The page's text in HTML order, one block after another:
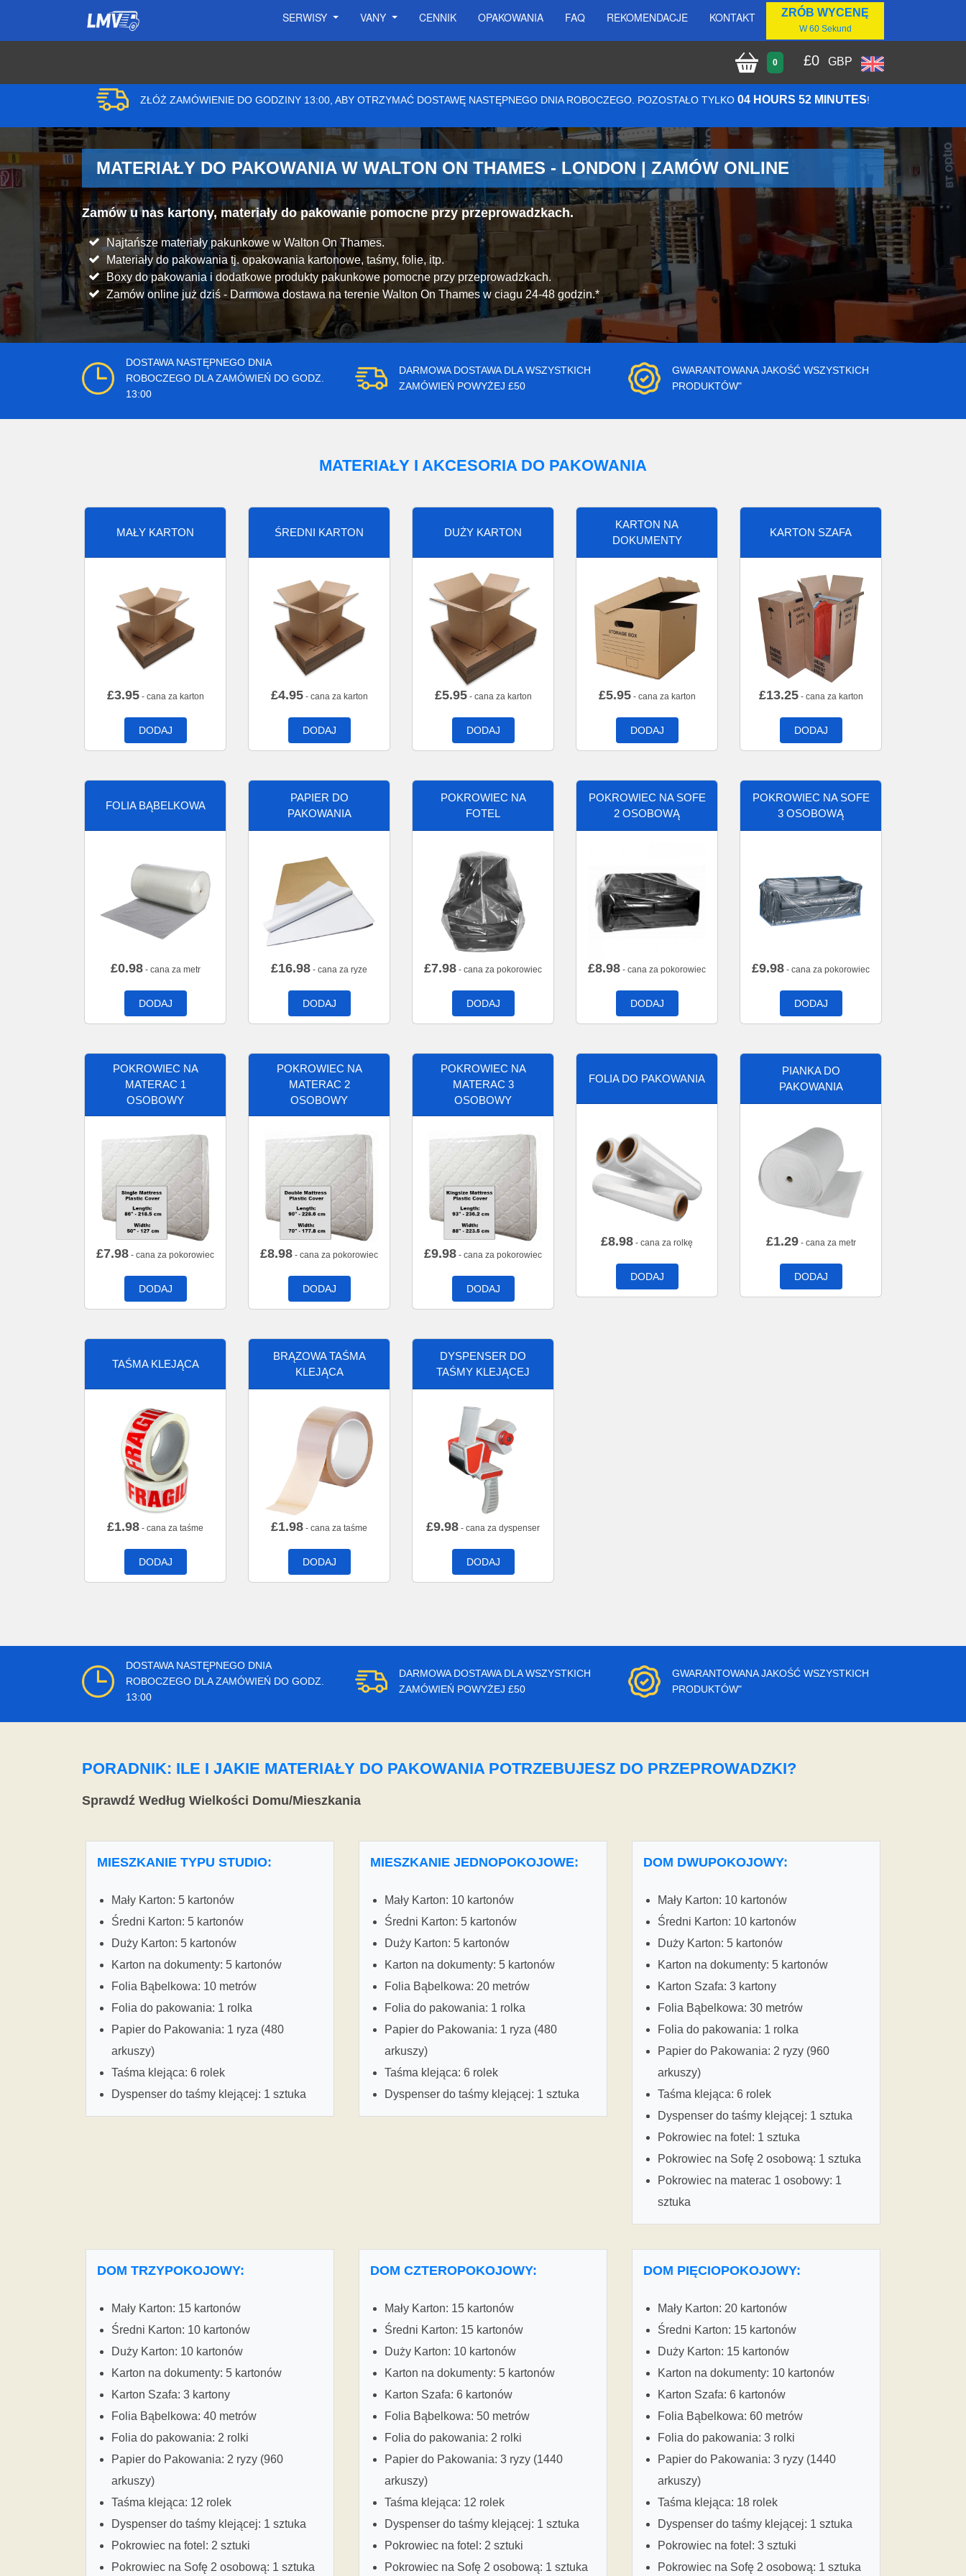
SERWISY VANY CENNIK OPAKOWANIA FAQ REKOMENDACJE KONTAKT ZRÓB WYCENĘ
W 60 Sekund
0 £0 GBP
ZŁÓŻ ZAMÓWIENIE DO GODZINY 13:00, ABY OTRZYMAĆ DOSTAWĘ NASTĘPNEGO DNIA ROBOCZEGO. POZOSTAŁO TYLKO 04 HOURS 52 MINUTES!
MATERIAŁY DO PAKOWANIA W WALTON ON THAMES - LONDON | ZAMÓW ONLINE
Zamów u nas kartony, materiały do pakowanie pomocne przy przeprowadzkach.
Najtańsze materiały pakunkowe w Walton On Thames.
Materiały do pakowania tj. opakowania kartonowe, taśmy, folie, itp.
Boxy do pakowania i dodatkowe produkty pakunkowe pomocne przy przeprowadzkach.
Zamów online już dziś - Darmowa dostawa na terenie Walton On Thames w ciagu 24-48 godzin.*
DOSTAWA NASTĘPNEGO DNIA
ROBOCZEGO DLA ZAMÓWIEŃ DO GODZ.
13:00
DARMOWA DOSTAWA DLA WSZYSTKICH
ZAMÓWIEŃ POWYŻEJ £50
GWARANTOWANA JAKOŚĆ WSZYSTKICH
PRODUKTÓW"
MATERIAŁY I AKCESORIA DO PAKOWANIA
MAŁY KARTON
£3.95- cana za karton
DODAJ
ŚREDNI KARTON
£4.95- cana za karton
DODAJ
DUŻY KARTON
£5.95- cana za karton
DODAJ
KARTON NA
DOKUMENTY
£5.95- cana za karton
DODAJ
KARTON SZAFA
£13.25- cana za karton
DODAJ
FOLIA BĄBELKOWA
£0.98- cana za metr
DODAJ
PAPIER DO
PAKOWANIA
£16.98 - cana za ryze
DODAJ
POKROWIEC NA
FOTEL
£7.98 - cana za pokorowiec
DODAJ
POKROWIEC NA SOFE
2 OSOBOWĄ
£8.98 - cana za pokorowiec
DODAJ
POKROWIEC NA SOFE
3 OSOBOWĄ
£9.98 - cana za pokorowiec
DODAJ
POKROWIEC NA
MATERAC 1
OSOBOWY
£7.98 - cana za pokorowiec
DODAJ
POKROWIEC NA
MATERAC 2
OSOBOWY
£8.98 - cana za pokorowiec
DODAJ
POKROWIEC NA
MATERAC 3
OSOBOWY
£9.98 - cana za pokorowiec
DODAJ
FOLIA DO PAKOWANIA
£8.98 - cana za rolkę
DODAJ
PIANKA DO
PAKOWANIA
£1.29- cana za metr
DODAJ
TAŚMA KLEJĄCA
£1.98 - cana za taśme
DODAJ
BRĄZOWA TAŚMA
KLEJĄCA
£1.98 - cana za taśme
DODAJ
DYSPENSER DO
TAŚMY KLEJĄCEJ
£9.98 - cana za dyspenser
DODAJ
DOSTAWA NASTĘPNEGO DNIA
ROBOCZEGO DLA ZAMÓWIEŃ DO GODZ.
13:00
DARMOWA DOSTAWA DLA WSZYSTKICH
ZAMÓWIEŃ POWYŻEJ £50
GWARANTOWANA JAKOŚĆ WSZYSTKICH
PRODUKTÓW"
PORADNIK: ILE I JAKIE MATERIAŁY DO PAKOWANIA POTRZEBUJESZ DO PRZEPROWADZKI?
Sprawdź Według Wielkości Domu/Mieszkania
MIESZKANIE TYPU STUDIO:
Mały Karton: 5 kartonów
Średni Karton: 5 kartonów
Duży Karton: 5 kartonów
Karton na dokumenty: 5 kartonów
Folia Bąbelkowa: 10 metrów
Folia do pakowania: 1 rolka
Papier do Pakowania: 1 ryza (480
arkuszy)
Taśma klejąca: 6 rolek
Dyspenser do taśmy klejącej: 1 sztuka
MIESZKANIE JEDNOPOKOJOWE:
Mały Karton: 10 kartonów
Średni Karton: 5 kartonów
Duży Karton: 5 kartonów
Karton na dokumenty: 5 kartonów
Folia Bąbelkowa: 20 metrów
Folia do pakowania: 1 rolka
Papier do Pakowania: 1 ryza (480
arkuszy)
Taśma klejąca: 6 rolek
Dyspenser do taśmy klejącej: 1 sztuka
DOM DWUPOKOJOWY:
Mały Karton: 10 kartonów
Średni Karton: 10 kartonów
Duży Karton: 5 kartonów
Karton na dokumenty: 5 kartonów
Karton Szafa: 3 kartony
Folia Bąbelkowa: 30 metrów
Folia do pakowania: 1 rolka
Papier do Pakowania: 2 ryzy (960
arkuszy)
Taśma klejąca: 6 rolek
Dyspenser do taśmy klejącej: 1 sztuka
Pokrowiec na fotel: 1 sztuka
Pokrowiec na Sofę 2 osobową: 1 sztuka
Pokrowiec na materac 1 osobowy: 1
sztuka
DOM TRZYPOKOJOWY:
Mały Karton: 15 kartonów
Średni Karton: 10 kartonów
Duży Karton: 10 kartonów
Karton na dokumenty: 5 kartonów
Karton Szafa: 3 kartony
Folia Bąbelkowa: 40 metrów
Folia do pakowania: 2 rolki
Papier do Pakowania: 2 ryzy (960
arkuszy)
Taśma klejąca: 12 rolek
Dyspenser do taśmy klejącej: 1 sztuka
Pokrowiec na fotel: 2 sztuki
Pokrowiec na Sofę 2 osobową: 1 sztuka
DOM CZTEROPOKOJOWY:
Mały Karton: 15 kartonów
Średni Karton: 15 kartonów
Duży Karton: 10 kartonów
Karton na dokumenty: 5 kartonów
Karton Szafa: 6 kartonów
Folia Bąbelkowa: 50 metrów
Folia do pakowania: 2 rolki
Papier do Pakowania: 3 ryzy (1440
arkuszy)
Taśma klejąca: 12 rolek
Dyspenser do taśmy klejącej: 1 sztuka
Pokrowiec na fotel: 2 sztuki
Pokrowiec na Sofę 2 osobową: 1 sztuka
DOM PIĘCIOPOKOJOWY:
Mały Karton: 20 kartonów
Średni Karton: 15 kartonów
Duży Karton: 15 kartonów
Karton na dokumenty: 10 kartonów
Karton Szafa: 6 kartonów
Folia Bąbelkowa: 60 metrów
Folia do pakowania: 3 rolki
Papier do Pakowania: 3 ryzy (1440
arkuszy)
Taśma klejąca: 18 rolek
Dyspenser do taśmy klejącej: 1 sztuka
Pokrowiec na fotel: 3 sztuki
Pokrowiec na Sofę 2 osobową: 1 sztuka